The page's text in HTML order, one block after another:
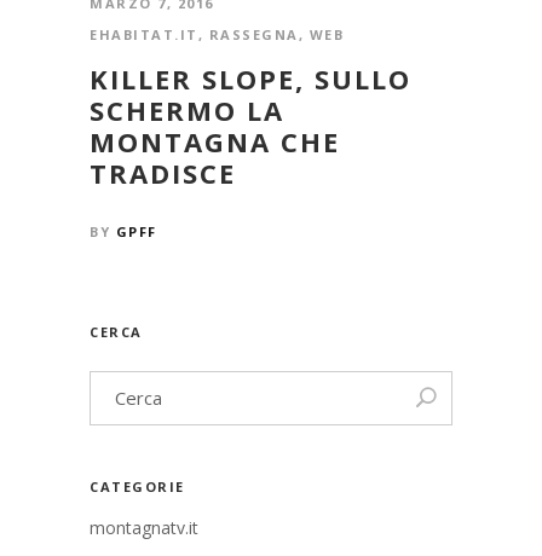
EHABITAT.IT , RASSEGNA , WEB
KILLER SLOPE, SULLO
SCHERMO LA
MONTAGNA CHE
TRADISCE
BY GPFF
CERCA
CATEGORIE
montagnatv.it